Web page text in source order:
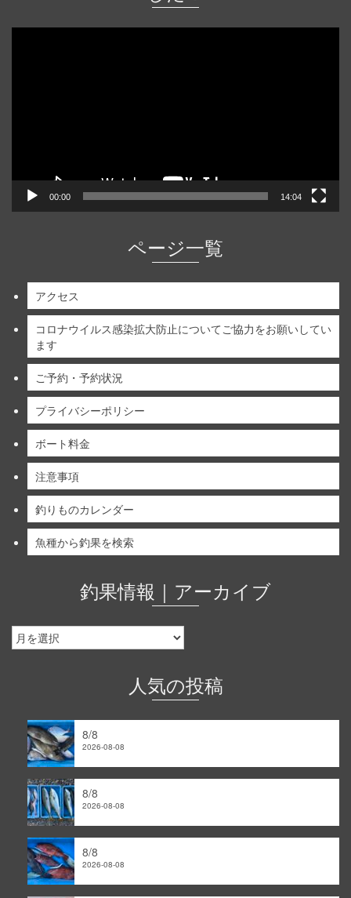
00:00 14:04
ページ一覧
アクセス
コロナウイルス感染拡大防止についてご協力をお願いしてい
ます
ご予約・予約状況
プライバシーポリシー
ボート料金
注意事項
釣りものカレンダー
魚種から釣果を検索
釣果情報｜アーカイブ
釣
果
人気の投稿
8/8
2026-08-08
8/8
2026-08-08
8/8
2026-08-08